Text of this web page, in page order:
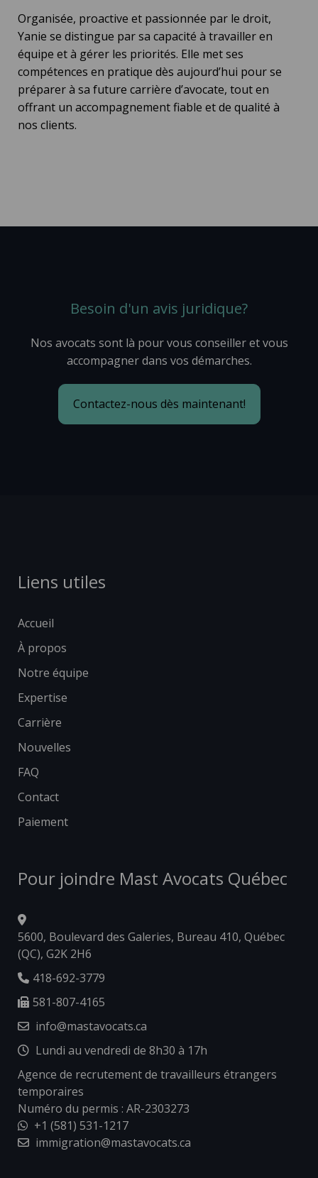
Organisée, proactive et passionnée par le droit,
Yanie se distingue par sa capacité à travailler en
équipe et à gérer les priorités. Elle met ses
compétences en pratique dès aujourd’hui pour se
préparer à sa future carrière d’avocate, tout en
offrant un accompagnement fiable et de qualité à
nos clients.
Besoin d'un avis juridique?
Nos avocats sont là pour vous conseiller et vous
accompagner dans vos démarches.
Contactez-nous dès maintenant!
Liens utiles
Accueil
À propos
Notre équipe
Expertise
Carrière
Nouvelles
FAQ
Contact
Paiement
Pour joindre Mast Avocats Québec
5600, Boulevard des Galeries, Bureau 410, Québec
(QC), G2K 2H6
418-692-3779
581-807-4165
info@mastavocats.ca
Lundi au vendredi de 8h30 à 17h
Agence de recrutement de travailleurs étrangers
temporaires
Numéro du permis : AR-2303273
+1 (581) 531-1217
immigration@mastavocats.ca